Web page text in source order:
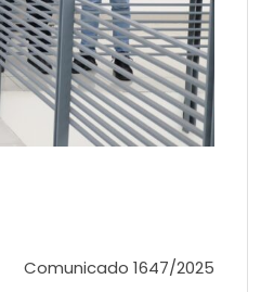
Comunicado 1647/2025